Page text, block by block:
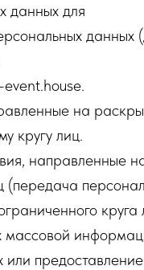
данных для
данных
на
кругу лиц.
направленные
(передача
круга
массовой